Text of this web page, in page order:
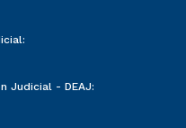
Judicial - DEAJ: